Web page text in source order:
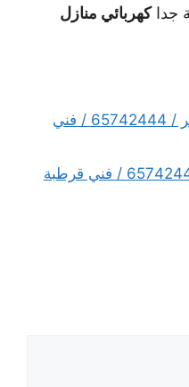
جداكهربائي منازل
كهربائي منازل مخيمات البر / 65742444 / فني
كهربائي منازل قرطبة / 65742444 / فني قرطبة